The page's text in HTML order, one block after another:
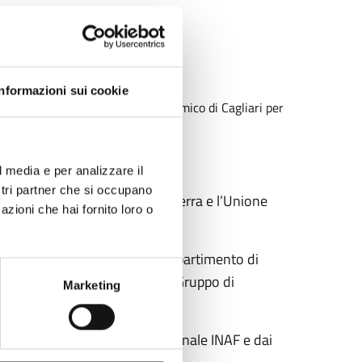
sui cookie
e per analizzare il
partner che si occupano
che hai fornito loro o
Marketing
dall’Inaf Osservatorio Astronomico di Cagliari per
diffuso.
con il GAL Sole Grano Terra e l’Unione
sezione di Cagliari, il Dipartimento di
Astrofili Sardi e il Gruppo di
attività preparate dal personale INAF e dai